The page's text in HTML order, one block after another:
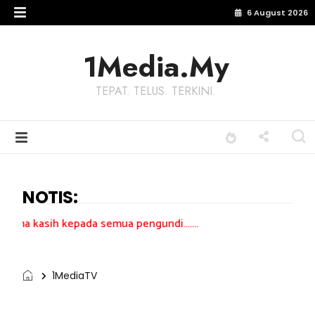
6 August 2026
1Media.My
TEPAT. TELUS. TERKINI.
NOTIS:
semua pengundi.......
1MediaTV